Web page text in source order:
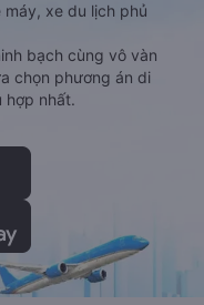
xe du lịch phủ
bạch cùng vô vàn
chọn phương án di
hợp nhất.